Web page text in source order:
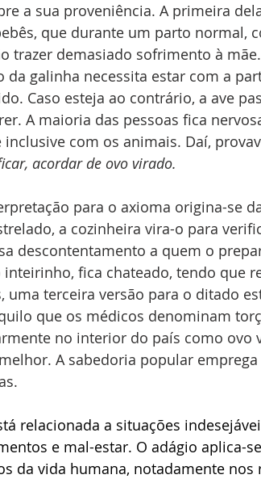
a sua proveniência. A primeira
que durante um parto normal,
trazer demasiado sofrimento à
da galinha necessita estar com a
Caso esteja ao contrário, a ave
A maioria das pessoas fica
inclusive com os animais. Daí,
acordar de ovo virado.
para o axioma origina-se
a cozinheira vira-o para
descontentamento a quem o
fica chateado, tendo que
uma terceira versão para o ditado
que os médicos denominam
no interior do país como ovo
A sabedoria popular
relacionada a situações
e mal-estar. O adágio aplica-
da vida humana, notadamente